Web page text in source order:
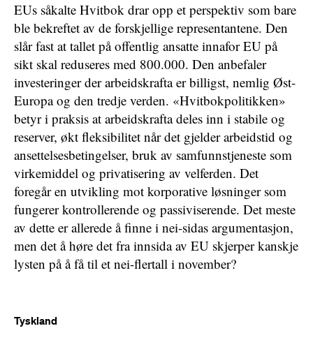
EUs såkalte Hvitbok drar opp et perspektiv som bare
ble bekreftet av de forskjellige representantene. Den
slår fast at tallet på offentlig ansatte innafor EU på
sikt skal reduseres med 800.000. Den anbefaler
investeringer der arbeidskrafta er billigst, nemlig Øst-
Europa og den tredje verden. «Hvitbokpolitikken»
betyr i praksis at arbeidskrafta deles inn i stabile og
reserver, økt fleksibilitet når det gjelder arbeidstid og
ansettelsesbetingelser, bruk av samfunnstjeneste som
virkemiddel og privatisering av velferden. Det
foregår en utvikling mot korporative løsninger som
fungerer kontrollerende og passiviserende. Det meste
av dette er allerede å finne i nei-sidas argumentasjon,
men det å høre det fra innsida av EU skjerper kanskje
lysten på å få til et nei-flertall i november?
Tyskland